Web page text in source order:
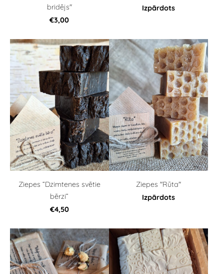
bridējs"
€3,00
Izpārdots
Ziepes “Dzimtenes svētie
bērzi”
€4,50
Ziepes "Rūta"
Izpārdots